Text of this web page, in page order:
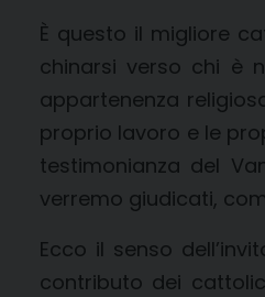
È questo il migliore
chinarsi verso chi è
appartenenza
proprio lavoro e le
testimonianza del
verremo giudicati,
Ecco il senso
contributo dei